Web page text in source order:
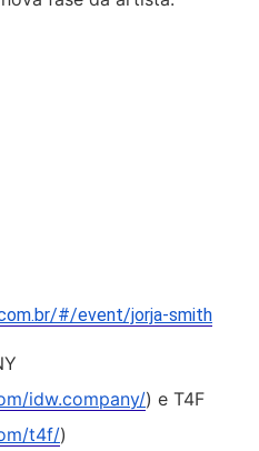
#/event/jorja-smith
idw.company/) e T4F
t4f/)